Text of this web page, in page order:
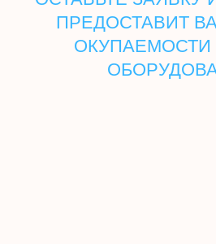
ПРЕДОСТАВИТ
ОКУПАЕМОСТИ